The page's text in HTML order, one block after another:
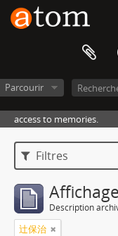
Parcourir
access to memories.
Filtres
Description
辻保治